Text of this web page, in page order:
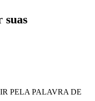
suas
PELA PALAVRA DE